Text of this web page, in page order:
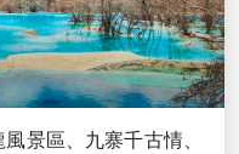
景區、九寨千古情、